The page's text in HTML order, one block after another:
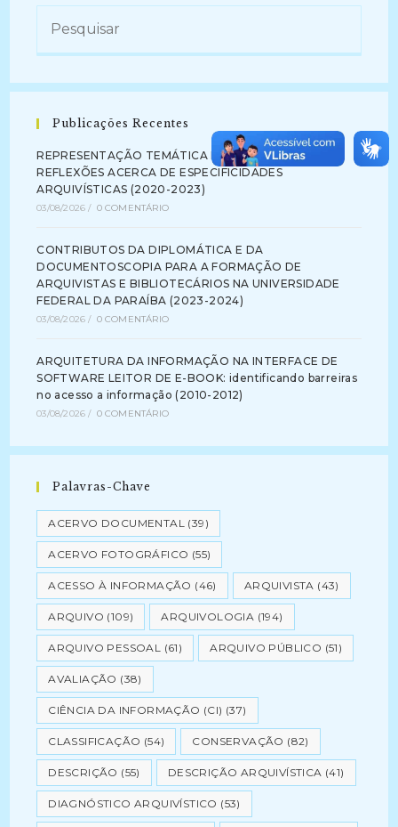
Publicações Recentes
REPRESENTAÇÃO TEMÁTICA DA INFORMAÇÃO:
REFLEXÕES ACERCA DE ESPECIFICIDADES
ARQUIVÍSTICAS (2020-2023)
03/08/2026 / 0 COMENTÁRIO
CONTRIBUTOS DA DIPLOMÁTICA E DA
DOCUMENTOSCOPIA PARA A FORMAÇÃO DE
ARQUIVISTAS E BIBLIOTECÁRIOS NA UNIVERSIDADE
FEDERAL DA PARAÍBA (2023-2024)
03/08/2026 / 0 COMENTÁRIO
ARQUITETURA DA INFORMAÇÃO NA INTERFACE DE
SOFTWARE LEITOR DE E-BOOK: identificando barreiras
no acesso a informação (2010-2012)
03/08/2026 / 0 COMENTÁRIO
Palavras-Chave
ACERVO DOCUMENTAL (39)
ACERVO FOTOGRÁFICO (55)
ACESSO À INFORMAÇÃO (46) ARQUIVISTA (43)
ARQUIVO (109) ARQUIVOLOGIA (194)
ARQUIVO PESSOAL (61) ARQUIVO PÚBLICO (51)
AVALIAÇÃO (38)
CIÊNCIA DA INFORMAÇÃO (CI) (37)
CLASSIFICAÇÃO (54) CONSERVAÇÃO (82)
DESCRIÇÃO (55) DESCRIÇÃO ARQUIVÍSTICA (41)
DIAGNÓSTICO ARQUIVÍSTICO (53)